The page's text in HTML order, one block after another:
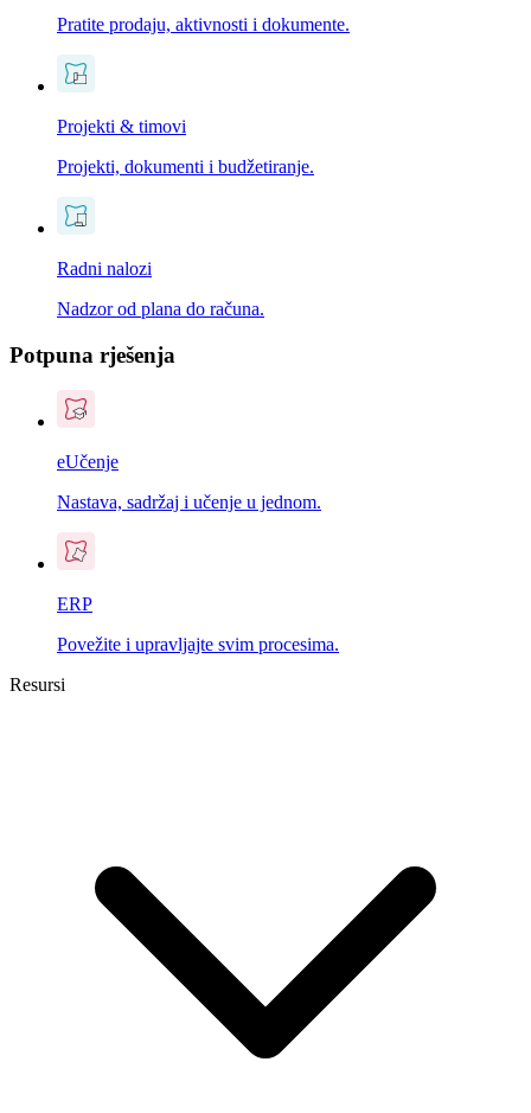
Pratite prodaju, aktivnosti i dokumente.
Projekti & timovi
Projekti, dokumenti i budžetiranje.
Radni nalozi
Nadzor od plana do računa.
Potpuna rješenja
eUčenje
Nastava, sadržaj i učenje u jednom.
ERP
Povežite i upravljajte svim procesima.
Resursi